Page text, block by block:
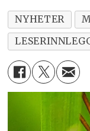
NYHETER